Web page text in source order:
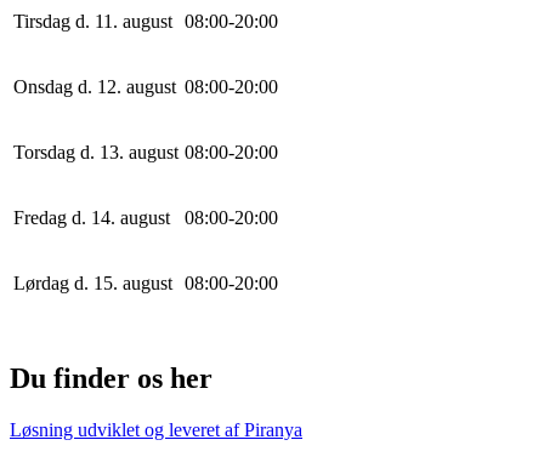
Tirsdag d. 11. august 08:00-20:00
Onsdag d. 12. august 08:00-20:00
Torsdag d. 13. august 08:00-20:00
Fredag d. 14. august 08:00-20:00
Lørdag d. 15. august 08:00-20:00
Du finder os her
Løsning udviklet og leveret afPiranya